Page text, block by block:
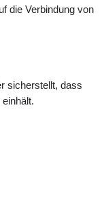
die Verbindung von
sicherstellt, dass